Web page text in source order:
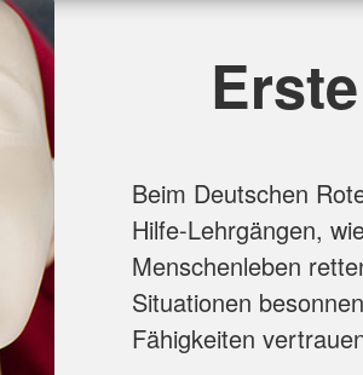
Beim Deutschen
Hilfe-Lehrgängen,
Menschenleben
Situationen
Fähigkeiten